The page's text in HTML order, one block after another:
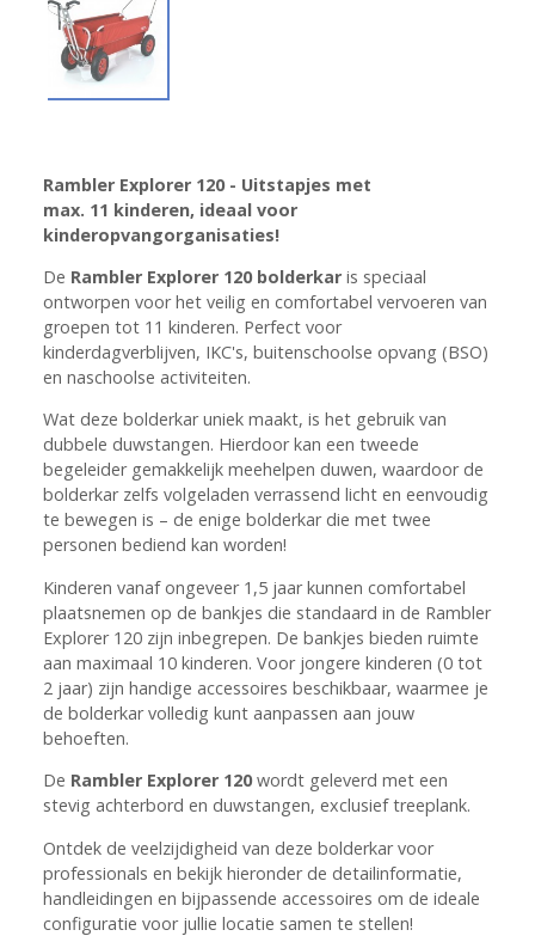
Rambler Explorer 120 - Uitstapjes met
max. 11 kinderen, ideaal voor
kinderopvangorganisaties!
De Rambler Explorer 120 bolderkar is speciaal
ontworpen voor het veilig en comfortabel vervoeren van
groepen tot 11 kinderen. Perfect voor
kinderdagverblijven, IKC's, buitenschoolse opvang (BSO)
en naschoolse activiteiten.
Wat deze bolderkar uniek maakt, is het gebruik van
dubbele duwstangen. Hierdoor kan een tweede
begeleider gemakkelijk meehelpen duwen, waardoor de
bolderkar zelfs volgeladen verrassend licht en eenvoudig
te bewegen is – de enige bolderkar die met twee
personen bediend kan worden!
Kinderen vanaf ongeveer 1,5 jaar kunnen comfortabel
plaatsnemen op de bankjes die standaard in de Rambler
Explorer 120 zijn inbegrepen. De bankjes bieden ruimte
aan maximaal 10 kinderen. Voor jongere kinderen (0 tot
2 jaar) zijn handige accessoires beschikbaar, waarmee je
de bolderkar volledig kunt aanpassen aan jouw
behoeften.
De Rambler Explorer 120wordt geleverd met een
stevig achterbord en duwstangen, exclusief treeplank.
Ontdek de veelzijdigheid van deze bolderkar voor
professionals en bekijk hieronder de detailinformatie,
handleidingen en bijpassende accessoires om de ideale
configuratie voor jullie locatie samen te stellen!